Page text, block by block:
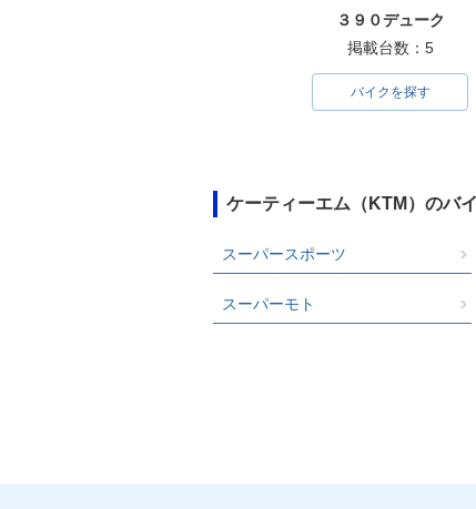
３９０デューク
掲載台数：5
バイクを探す
ケーティーエム（KTM）のバ
スーパースポーツ
スーパーモト